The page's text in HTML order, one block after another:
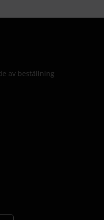
av beställning